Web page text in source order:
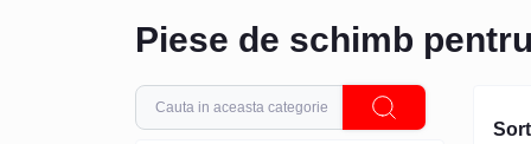
Piese de schimb